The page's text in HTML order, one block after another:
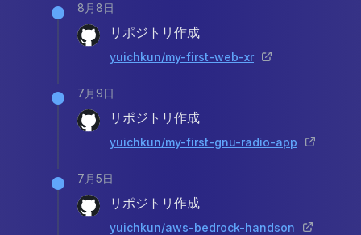
8月8日
リポジトリ作成
yuichkun/my-first-web-xr
7月9日
リポジトリ作成
yuichkun/my-first-gnu-radio-app
7月5日
リポジトリ作成
yuichkun/aws-bedrock-handson